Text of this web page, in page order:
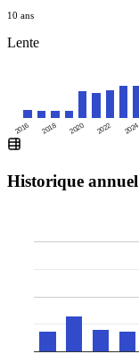
10 ans
Lente
2016 2018 2020 2022 2024
Historique annuel